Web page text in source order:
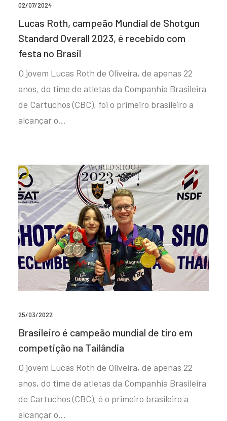
02/07/2024
Lucas Roth, campeão Mundial de Shotgun
Standard Overall 2023, é recebido com
festa no Brasil
O jovem Lucas Roth de Oliveira, de apenas 22
anos, do time de atletas da Companhia Brasileira
de Cartuchos (CBC), foi o primeiro brasileiro a
alcançar o…
25/03/2022
Brasileiro é campeão mundial de tiro em
competição na Tailândia
O jovem Lucas Roth de Oliveira, de apenas 22
anos, do time de atletas da Companhia Brasileira
de Cartuchos (CBC), é o primeiro brasileiro a
alcançar o…